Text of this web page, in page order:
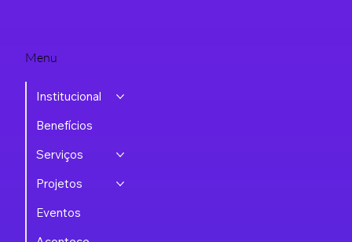
Menu
Institucional
Benefícios
Serviços
Projetos
Eventos